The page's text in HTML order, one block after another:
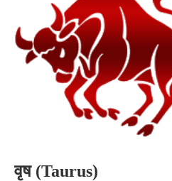
वृष (Taurus)